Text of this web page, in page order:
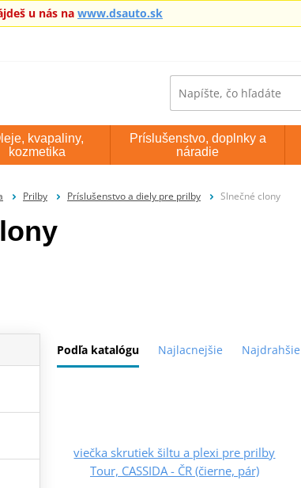
u nás na www.dsauto.sk
kvapaliny,
kozmetika
Príslušenstvo, doplnky a
náradie
Prilby Príslušenstvo a diely pre prilby Slnečné clony
Podľa katalógu Najlacnejšie Najdrahšie
viečka skrutiek šiltu a plexi pre prilby
Tour, CASSIDA - ČR (čierne, pár)